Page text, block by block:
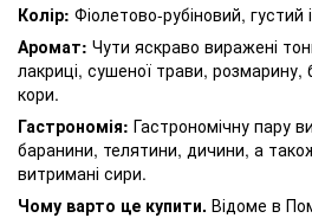
Колір: Фіолетово-рубіновий, густий
Аромат: Чути яскраво виражені
лакриці, сушеної трави, розмарину,
кори.
Гастрономія: Гастрономічну пару
баранини, телятини, дичини, а також
витримані сири.
Чому варто це купити. Відоме в